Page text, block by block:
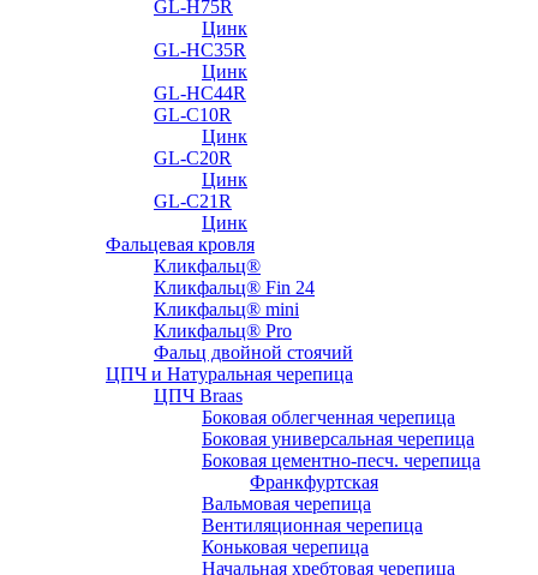
GL-H75R
Цинк
GL-HC35R
Цинк
GL-HC44R
GL-С10R
Цинк
GL-С20R
Цинк
GL-С21R
Цинк
Фальцевая кровля
Кликфальц®
Кликфальц® Fin 24
Кликфальц® mini
Кликфальц® Pro
Фальц двойной стоячий
ЦПЧ и Натуральная черепица
ЦПЧ Braas
Боковая облегченная черепица
Боковая универсальная черепица
Боковая цементно-песч. черепица
Франкфуртская
Вальмовая черепица
Вентиляционная черепица
Коньковая черепица
Начальная хребтовая черепица